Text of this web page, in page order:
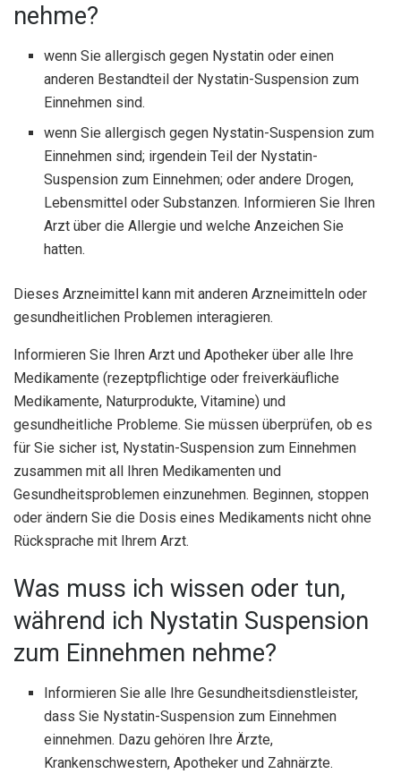
nehme?
wenn Sie allergisch gegen Nystatin oder einen
anderen Bestandteil der Nystatin-Suspension zum
Einnehmen sind.
wenn Sie allergisch gegen Nystatin-Suspension zum
Einnehmen sind; irgendein Teil der Nystatin-
Suspension zum Einnehmen; oder andere Drogen,
Lebensmittel oder Substanzen. Informieren Sie Ihren
Arzt über die Allergie und welche Anzeichen Sie
hatten.
Dieses Arzneimittel kann mit anderen Arzneimitteln oder
gesundheitlichen Problemen interagieren.
Informieren Sie Ihren Arzt und Apotheker über alle Ihre
Medikamente (rezeptpflichtige oder freiverkäufliche
Medikamente, Naturprodukte, Vitamine) und
gesundheitliche Probleme. Sie müssen überprüfen, ob es
für Sie sicher ist, Nystatin-Suspension zum Einnehmen
zusammen mit all Ihren Medikamenten und
Gesundheitsproblemen einzunehmen. Beginnen, stoppen
oder ändern Sie die Dosis eines Medikaments nicht ohne
Rücksprache mit Ihrem Arzt.
Was muss ich wissen oder tun,
während ich Nystatin Suspension
zum Einnehmen nehme?
Informieren Sie alle Ihre Gesundheitsdienstleister,
dass Sie Nystatin-Suspension zum Einnehmen
einnehmen. Dazu gehören Ihre Ärzte,
Krankenschwestern, Apotheker und Zahnärzte.